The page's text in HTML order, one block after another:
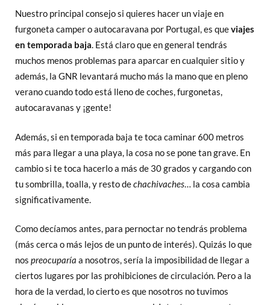
Nuestro principal consejo si quieres hacer un viaje en
furgoneta camper o autocaravana por Portugal, es queviajes
en temporada baja. Está claro que en general tendrás
muchos menos problemas para aparcar en cualquier sitio y
además, la GNR levantará mucho más la mano que en pleno
verano cuando todo está lleno de coches, furgonetas,
autocaravanas y ¡gente!
Además, si en temporada baja te toca caminar 600 metros
más para llegar a una playa, la cosa no se pone tan grave. En
cambio si te toca hacerlo a más de 30 grados y cargando con
tu sombrilla, toalla, y resto dechachivaches… la cosa cambia
significativamente.
Como decíamos antes, para pernoctar no tendrás problema
(más cerca o más lejos de un punto de interés). Quizás lo que
nos preocuparía a nosotros, sería la imposibilidad de llegar a
ciertos lugares por las prohibiciones de circulación. Pero a la
hora de la verdad, lo cierto es que nosotros no tuvimos